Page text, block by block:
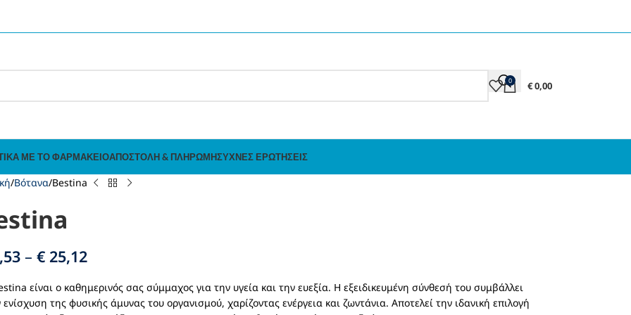
0 €0,00
ΜΕ ΤΟ ΦΑΡΜΑΚΕΊΟΑΠΟΣΤΟΛΉ & ΠΛΗΡΩΜΉΣΥΧΝΈΣ ΕΡΩΤΉΣΕΙΣ
Βότανα Bestina
– € 25,12
είναι ο καθημερινός σας σύμμαχος για την υγεία και την ευεξία. Η εξειδικευμένη σύνθεσή του συμβάλλει
της φυσικής άμυνας του οργανισμού, χαρίζοντας ενέργεια και ζωντάνια. Αποτελεί την ιδανική επιλογή